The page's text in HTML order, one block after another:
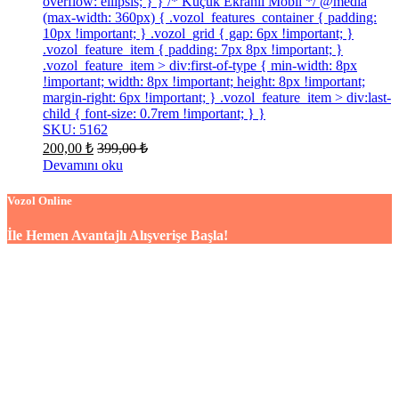
(max-width: 360px) { .vozol_features_container { padding:
10px !important; } .vozol_grid { gap: 6px !important; }
.vozol_feature_item { padding: 7px 8px !important; }
.vozol_feature_item > div:first-of-type { min-width: 8px
!important; width: 8px !important; height: 8px !important;
margin-right: 6px !important; } .vozol_feature_item > div:last-
child { font-size: 0.7rem !important; } }
SKU: 5162
200,00 ₺ 399,00₺
Devamını oku
Vozol Online
İle Hemen Avantajlı Alışverişe Başla!